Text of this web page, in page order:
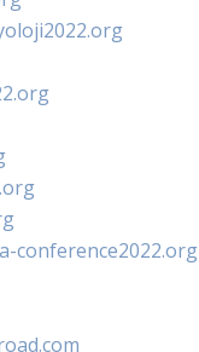
conference2022.org